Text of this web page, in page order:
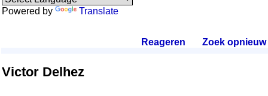
Powered by Translate
Reageren Zoek opnieuw.
Victor Delhez